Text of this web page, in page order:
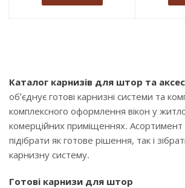
Каталог карнизів для штор та
об’єднує готові карнизні системи та
комплексного оформлення вікон у
комерційних приміщеннях. Асортимент
підібрати як готове рішення, так і
карнизну систему.
Готові карнизи для штор